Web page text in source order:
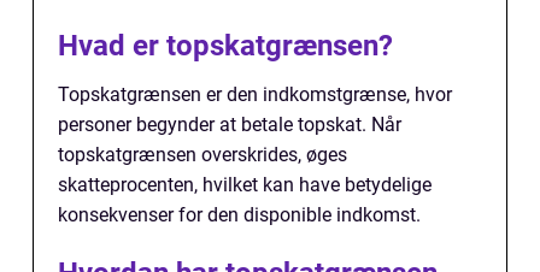
Hvad er topskatgrænsen?
Topskatgrænsen er den indkomstgrænse, hvor
personer begynder at betale topskat. Når
topskatgrænsen overskrides, øges
skatteprocenten, hvilket kan have betydelige
konsekvenser for den disponible indkomst.